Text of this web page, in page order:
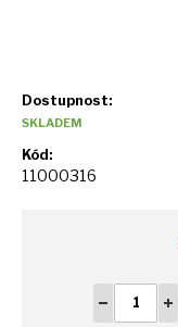
Dostupnost:
SKLADEM
Kód:
11000316